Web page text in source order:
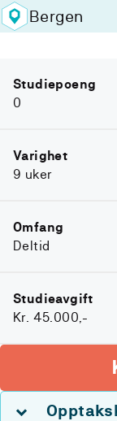
Bergen
Studiepoeng
0
Varighet
9 uker
Omfang
Deltid
Studieavgift
Kr. 45.000,-